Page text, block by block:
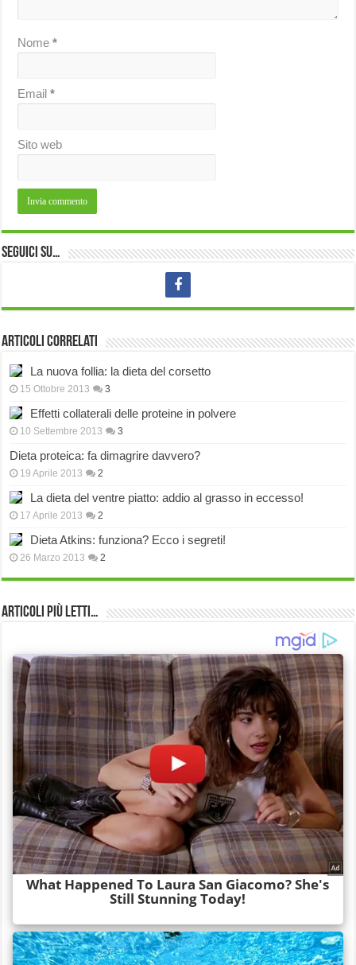
Nome*
Email*
Sito web
Seguici su…
Articoli correlati
La nuova follia: la dieta del corsetto
15 Ottobre 2013 3
Effetti collaterali delle proteine in polvere
10 Settembre 2013 3
Dieta proteica: fa dimagrire davvero?
19 Aprile 2013 2
La dieta del ventre piatto: addio al grasso in eccesso!
17 Aprile 2013 2
Dieta Atkins: funziona? Ecco i segreti!
26 Marzo 2013 2
Articoli più Letti…